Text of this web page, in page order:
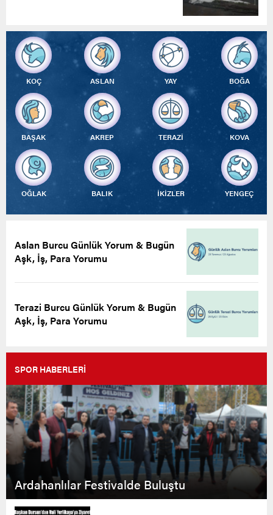
KOÇ ASLAN YAY BOĞA
BAŞAK AKREP TERAZİ KOVA
OĞLAK BALIK İKİZLER YENGEÇ
Aslan Burcu Günlük Yorum & Bugün
Aşk, İş, Para Yorumu
Terazi Burcu Günlük Yorum & Bugün
Aşk, İş, Para Yorumu
SPOR HABERLERİ
Ardahanlılar Festivalde Buluştu